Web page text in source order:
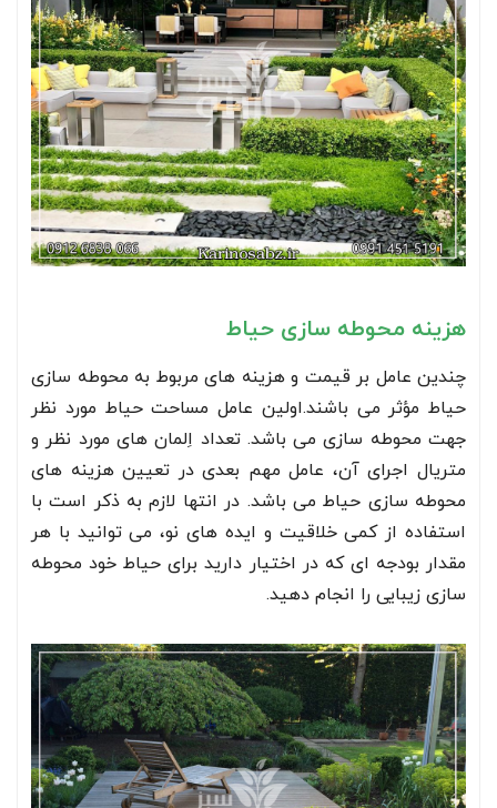
هزینه محوطه سازی حیاط
چندین عامل بر قیمت و هزینه های مربوط به محوطه سازی
حیاط مؤثر می باشند.اولین عامل مساحت حیاط مورد نظر
جهت محوطه سازی می باشد. تعداد اِلمان های مورد نظر و
متریال اجرای آن، عامل مهم بعدی در تعیین هزینه های
محوطه سازی حیاط می باشد. در انتها لازم به ذکر است با
استفاده از کمی خلاقیت و ایده های نو، می توانید با هر
مقدار بودجه ای که در اختیار دارید برای حیاط خود محوطه
سازی زیبایی را انجام دهید.